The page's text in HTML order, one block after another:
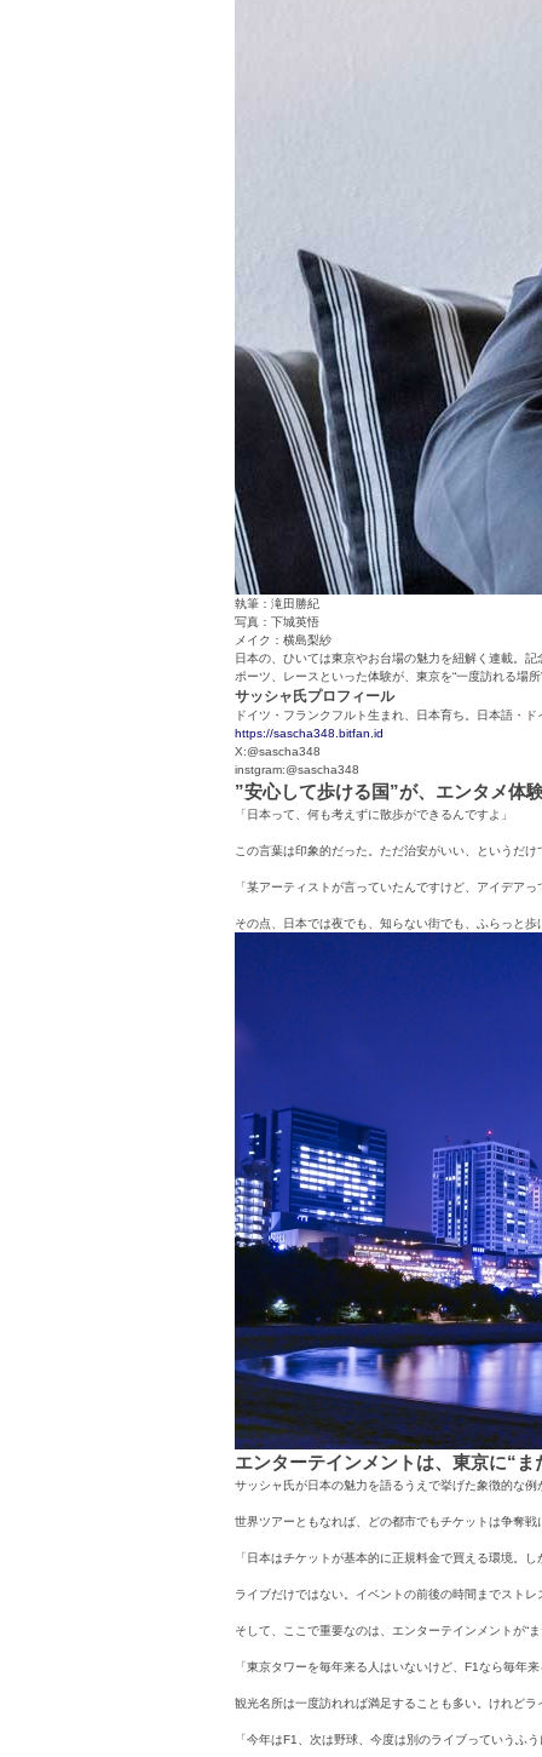
執筆：滝田勝紀
写真：下城英悟
メイク：横島梨紗
日本の、ひいては東京やお台場の魅力を紐解く連載。
ポーツ、レースといった体験が、東京を“一度訪れる場
サッシャ氏プロフィール
ドイツ・フランクフルト生まれ、日本育ち。日本語・
https://sascha348.bitfan.id
X:@sascha348
instgram:@sascha348
”安心して歩ける国”が、エンタメ体
「日本って、何も考えずに散歩ができるんですよ」
この言葉は印象的だった。ただ治安がいい、というだ
「某アーティストが言っていたんですけど、アイデア
その点、日本では夜でも、知らない街でも、ふらっと
エンターテインメントは、東京に“
サッシャ氏が日本の魅力を語るうえで挙げた象徴的な
世界ツアーともなれば、どの都市でもチケットは争奪
「日本はチケットが基本的に正規料金で買える環境。
ライブだけではない。イベントの前後の時間までスト
そして、ここで重要なのは、エンターテインメントが“
「東京タワーを毎年来る人はいないけど、F1なら毎年
観光名所は一度訪れれば満足することも多い。けれど
「今年はF1、次は野球、今度は別のライブっていうふ